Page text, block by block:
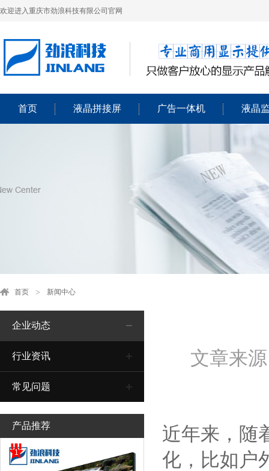
欢迎进入重庆市劲浪科技有限公司官网
首页 液晶拼接屏 广告一体机 液晶
首页 新闻中心
企业动态
行业资讯
常见问题
产品推荐
1
文章来
近年来，随
化，比如户